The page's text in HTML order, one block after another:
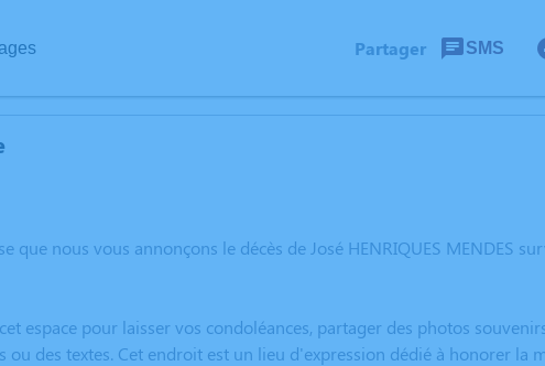
Partager SMS
que nous vous annonçons le décès de José HENRIQUES MENDES
espace pour laisser vos condoléances, partager des photos
ou des textes. Cet endroit est un lieu d'expression dédié à honorer la